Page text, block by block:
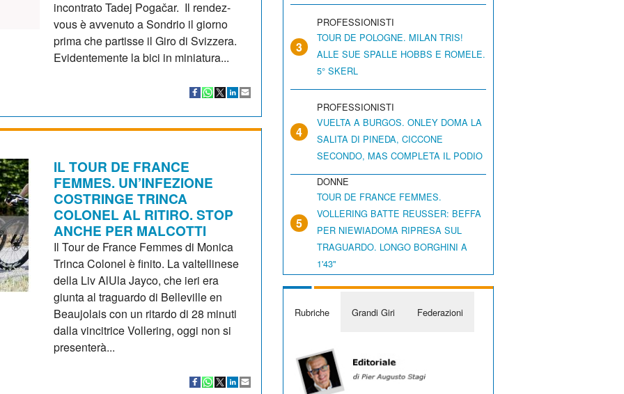
incontrato Tadej Pogačar. Il rendez-
vous è avvenuto a Sondrio il giorno
prima che partisse il Giro di Svizzera.
Evidentemente la bici in miniatura...
IL TOUR DE FRANCE
FEMMES. UN’INFEZIONE
COSTRINGE TRINCA
COLONEL AL RITIRO. STOP
ANCHE PER MALCOTTI
Il Tour de France Femmes di Monica
Trinca Colonel è finito. La valtellinese
della Liv AlUla Jayco, che ieri era
giunta al traguardo di Belleville en
Beaujolais con un ritardo di 28 minuti
dalla vincitrice Vollering, oggi non si
presenterà...
3
PROFESSIONISTI
TOUR DE POLOGNE. MILAN TRIS!
ALLE SUE SPALLE HOBBS E ROMELE.
5° SKERL
4
PROFESSIONISTI
VUELTA A BURGOS. ONLEY DOMA LA
SALITA DI PINEDA, CICCONE
SECONDO, MAS COMPLETA IL PODIO
5
DONNE
TOUR DE FRANCE FEMMES.
VOLLERING BATTE REUSSER: BEFFA
PER NIEWIADOMA RIPRESA SUL
TRAGUARDO. LONGO BORGHINI A
1'43"
Rubriche Grandi Giri Federazioni